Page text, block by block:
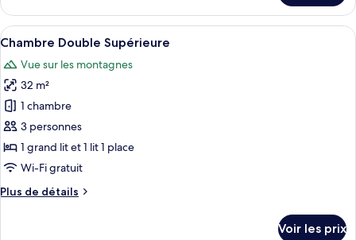
terrasse
le
type
de
Chambre
Double
Deluxe,
terrasse
Afficher
toutes
les
photos
pour
ce
type
de
chambre :
Chambre
Une chambre d’hôtel avec deux lits
2
Chambre Double Supérieure
Vue sur les montagnes
32 m²
1 chambre
3 personnes
1 grand lit et 1 lit 1 place
Wi-Fi gratuit
Plus de détails
Plus
Voir les prix